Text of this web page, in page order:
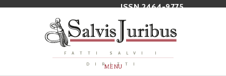
ISSN 2464-9775
FATTI SALVI I
DIRITTI
MENU